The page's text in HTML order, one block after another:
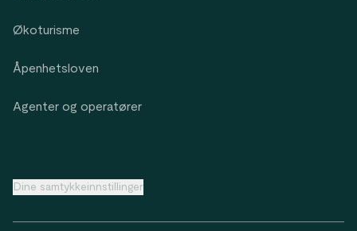
Økoturisme
Åpenhetsloven
Agenter og operatører
Dine samtykkeinnstillinger